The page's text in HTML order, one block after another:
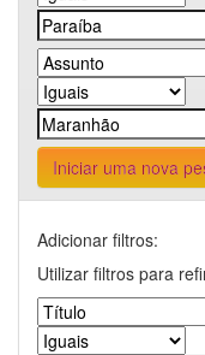
Iniciar uma nova
Adicionar filtros:
Utilizar filtros para